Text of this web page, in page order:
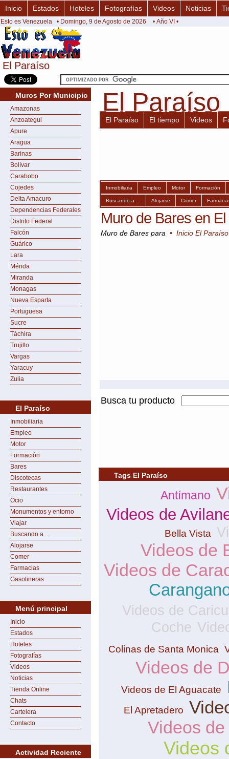
El Paraíso
El Paraíso
Inicio Estados Hoteles Fotografías Videos Noticias
Esto es Venezuela • Domingo, 9 de Agosto de 2026 • Año VI •
Muros Por Municipio
Amazonas
Anzoategui
Apure
Aragua
Barinas
Bolívar
Carabobo
Cojedes
Delta Amacuro
Dependencias Federales
Distrito Federal
Falcón
Guárico
Lara
Mérida
Miranda
Monagas
Nueva Esparta
Portuguesa
Sucre
Táchira
Trujillo
Vargas
Yaracuy
Zulia
El Paraíso
Inmobiliaria
Empleo
Motor
Formación
Bares
Discotecas
Restaurantes
Ocio
Monumentos y entorno
Viajar
Buscando a ...
Alojarse
Comer
Farmacias
Gasolineras
Menú principal
Inicio
Estados
Hoteles
Fotografías
Videos
Noticias
Tienda Online
Chats
Cartelera
Contacto
Actividad Reciente
El Paraíso
El Paraíso
El Paraíso El tiempo Videos
Inmobiliaria Empleo Motor Formación
Buscando a ... Alojarse Comer
Muro de Bares en
Muro de Bares para • Inicio El Paraíso
Busca tu producto
Tags El Paraíso
Antímano
Videos de
Bella Vista
Videos de
Videos de
Videos de
Coche
Colinas de Santa Monica
Videos de
Videos de El Aguacate
El Apretadero
Videos
Videos